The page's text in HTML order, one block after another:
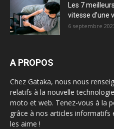
Les 7
vitesse d’une
6 septembre
A PROPOS
Chez Gataka, nous nous
relatifs à la nouvelle
moto et web. Tenez-vous à la
grâce à nos articles informatifs
les aime !